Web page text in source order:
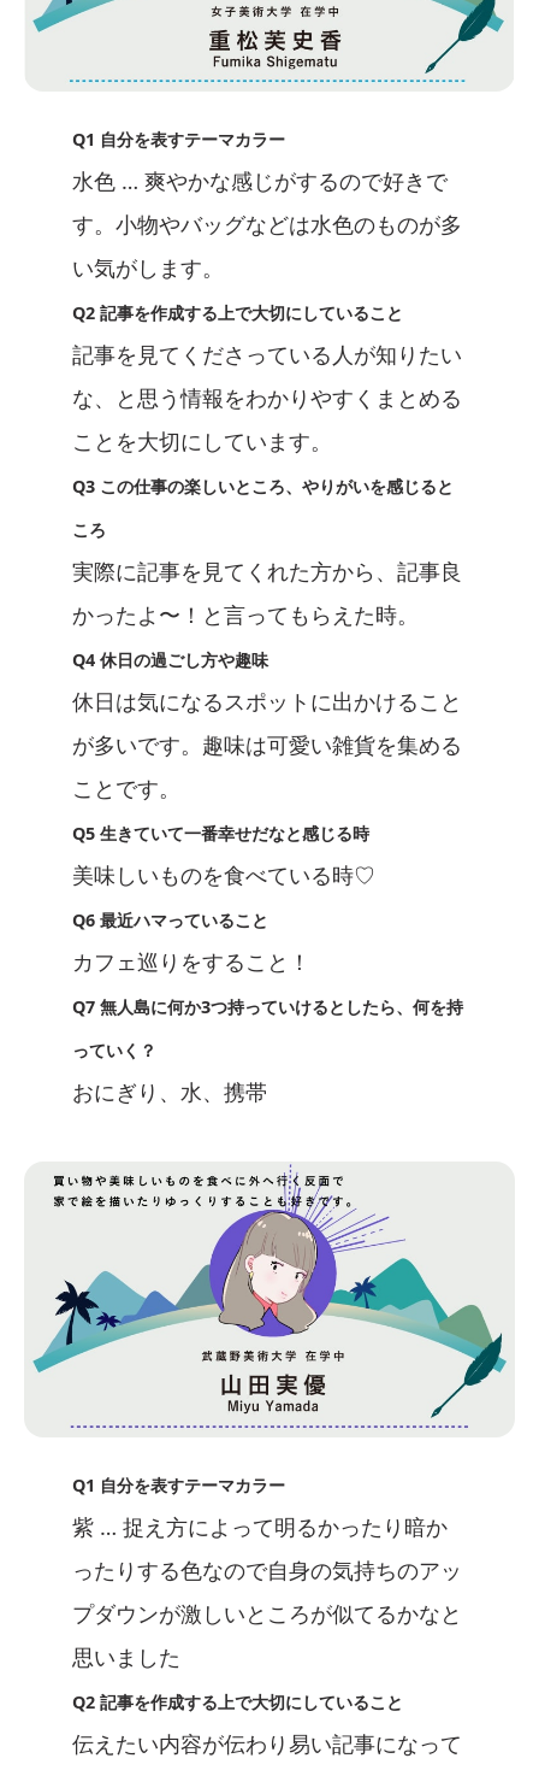
Q1 自分を表すテーマカラー
水色 … 爽やかな感じがするので好きで
す。小物やバッグなどは水色のものが多
い気がします。
Q2 記事を作成する上で大切にしていること
記事を見てくださっている人が知りたい
な、と思う情報をわかりやすくまとめる
ことを大切にしています。
Q3 この仕事の楽しいところ、やりがいを感じると
ころ
実際に記事を見てくれた方から、記事良
かったよ〜！と言ってもらえた時。
Q4 休日の過ごし方や趣味
休日は気になるスポットに出かけること
が多いです。趣味は可愛い雑貨を集める
ことです。
Q5 生きていて一番幸せだなと感じる時
美味しいものを食べている時♡
Q6 最近ハマっていること
カフェ巡りをすること！
Q7 無人島に何か3つ持っていけるとしたら、何を持
っていく？
おにぎり、水、携帯
Q1 自分を表すテーマカラー
紫 … 捉え方によって明るかったり暗か
ったりする色なので自身の気持ちのアッ
プダウンが激しいところが似てるかなと
思いました
Q2 記事を作成する上で大切にしていること
伝えたい内容が伝わり易い記事になって